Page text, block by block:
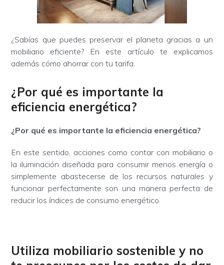
¿Sabías que puedes preservar el planeta gracias a un
mobiliario eficiente? En este artículo te explicamos
además cómo ahorrar con tu tarifa.
¿Por qué es importante la
eficiencia energética?
¿Por qué es importante la eficiencia energética?
En este sentido, acciones como contar con mobiliario o
la iluminación diseñada para consumir menos energía o
simplemente abastecerse de los recursos naturales y
funcionar perfectamente son una manera perfecta de
reducir los índices de consumo energético.
Utiliza mobiliario sostenible y no